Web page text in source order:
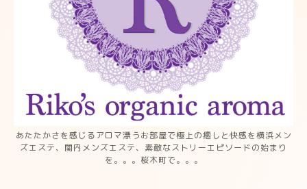
あたたかさを感じるアロマ漂うお部屋で極上の癒しと快感を横浜メン
ズエステ、関内メンズエステ、素敵なストリーエピソードの始まり
を。。。桜木町で。。。